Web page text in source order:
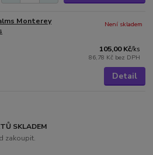
Monterey
105,00 Kč/ks
86,78 Kč bez DPH
Není skladem
Detail
SKLADEM
zakoupit.